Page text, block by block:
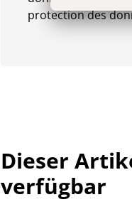
protection des
Dieser
verfügbar